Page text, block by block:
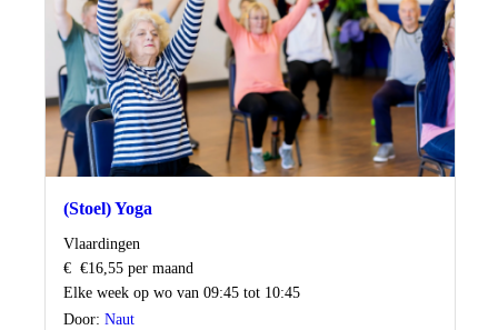
(Stoel) Yoga
Locatie
Vlaardingen
Kosten
€ €16,55 per maand
Wanneer
Elke week op wo van 09:45 tot 10:45
Door: Naut